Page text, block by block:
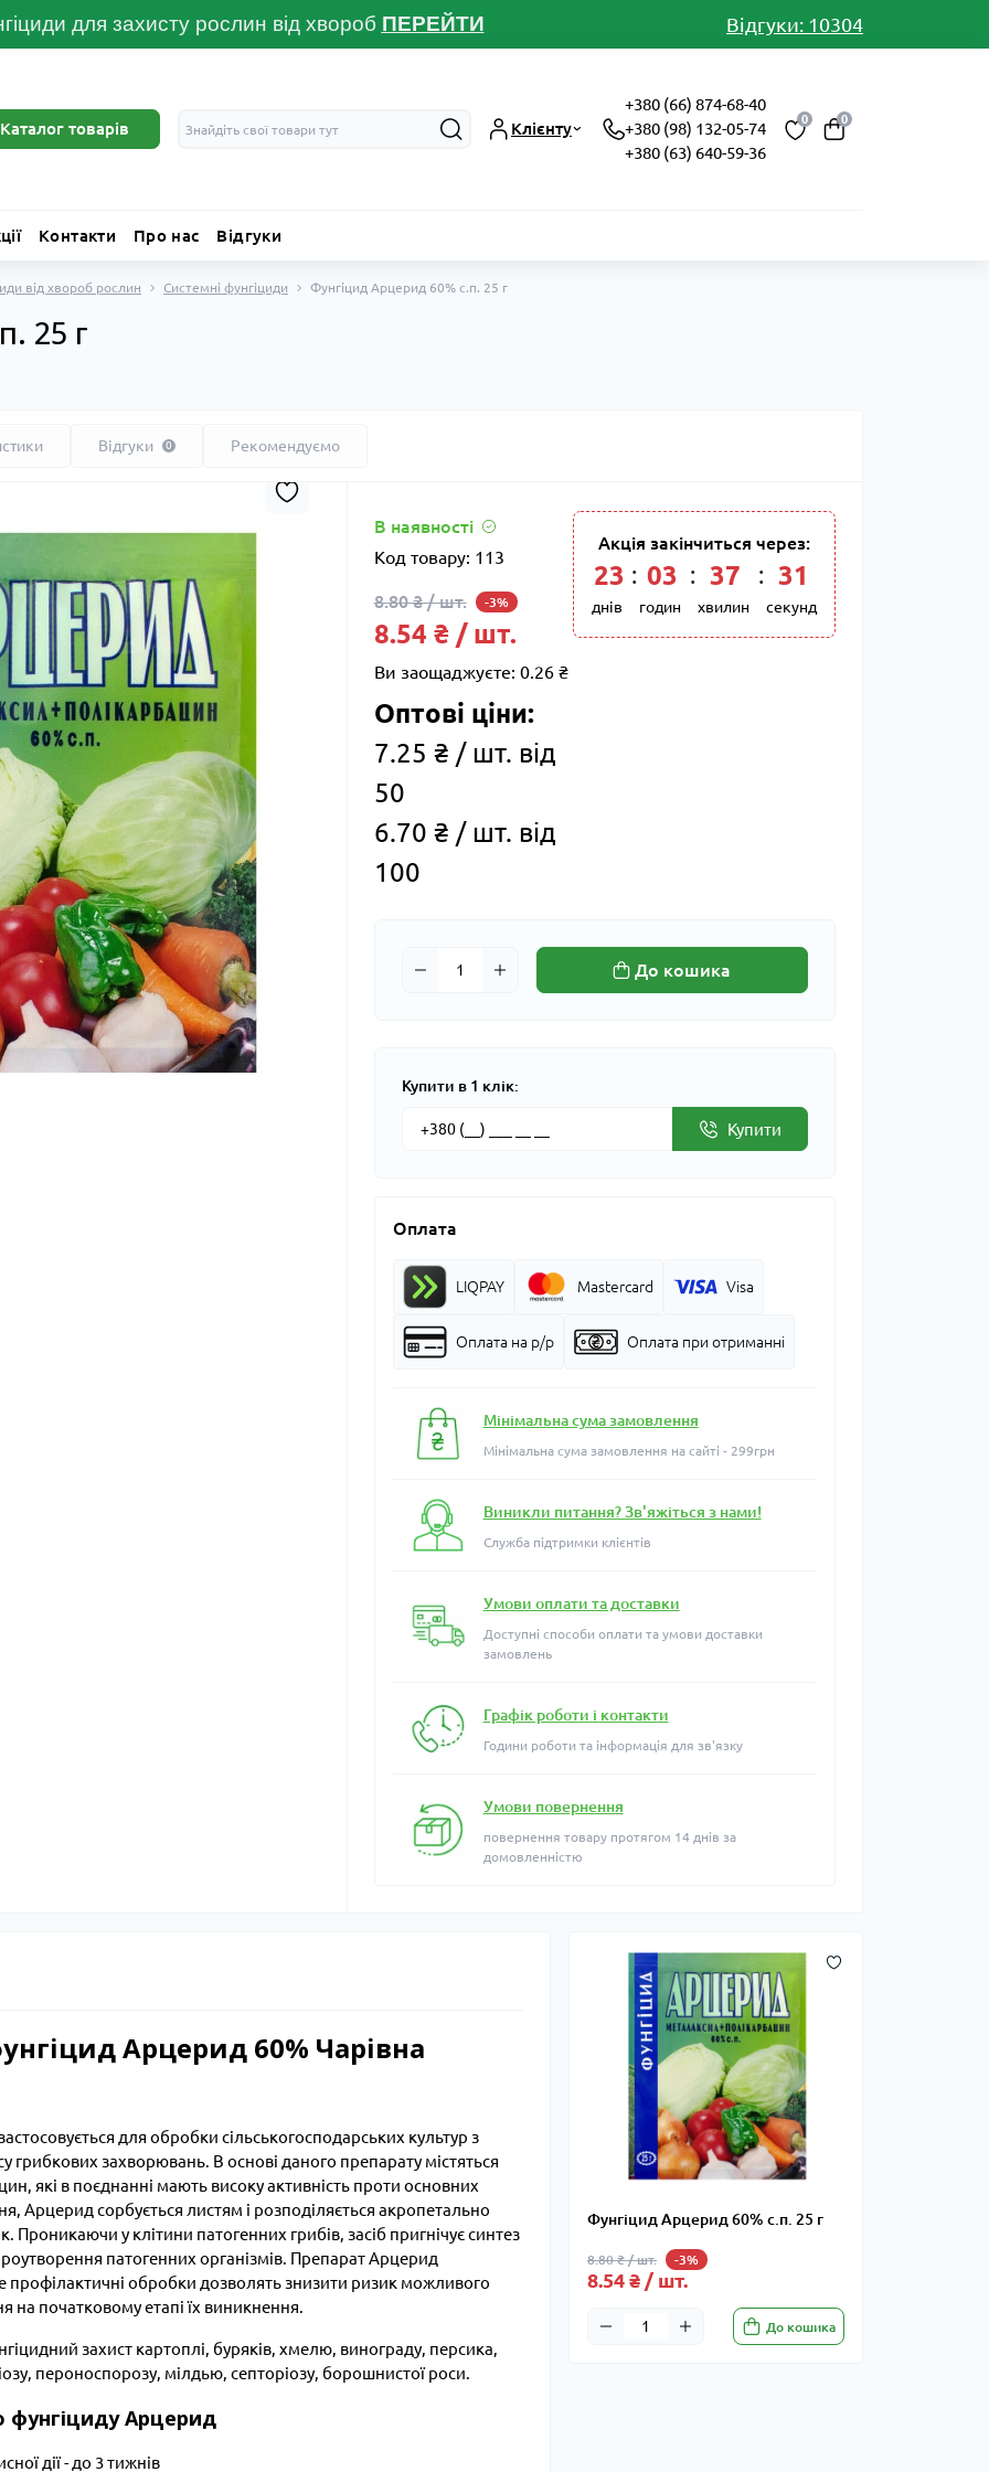
для захисту рослин від хвороб ПЕРЕЙТИ Відгуки: 10304
Каталог товарів Клієнту
+380 (66) 874-68-40
+380 (98) 132-05-74
+380 (63) 640-59-36
0 0
Контакти Про нас Відгуки
від хвороб рослин Системні фунгіциди Фунгіцид Арцерид 60% с.п. 25 г
25 г
Відгуки 0 Рекомендуємо
В наявності
Код товару: 113
8.80 ₴ / шт. -3%
8.54 ₴ / шт.
Ви заощаджуєте: 0.26 ₴
Оптові ціни:
7.25 ₴ / шт. від
50
6.70 ₴ / шт. від
100
Акція закінчиться через:
23
днів
: 03
годин
: 37
хвилин
: 30
секунд
До кошика
Купити в 1 клік:
Купити
Оплата
LIQPAY Mastercard Visa
Оплата на р/р Оплата при отриманні
Мінімальна сума замовлення
Мінімальна сума замовлення на сайті - 299грн
Виникли питання? Зв'яжіться з нами!
Служба підтримки клієнтів
Умови оплати та доставки
Доступні способи оплати та умови доставки
замовлень
Графік роботи і контакти
Години роботи та інформація для зв'язку
Умови повернення
повернення товару протягом 14 днів за
домовленністю
Фунгіцид Арцерид 60% с.п. 25 г
8.80 ₴ / шт. -3%
8.54 ₴ / шт.
До кошика
Арцерид 60% Чарівна
для обробки сільськогосподарських культур з
захворювань. В основі даного препарату містяться
які в поєднанні мають високу активність проти основних
Арцерид сорбується листям і розподіляється акропетально
Проникаючи у клітини патогенних грибів, засіб пригнічує синтез
патогенних організмів. Препарат Арцерид
профілактичні обробки дозволять знизити ризик можливого
на початковому етапі їх виникнення.
захист картоплі, буряків, хмелю, винограду, персика,
пероноспорозу, мілдью, септоріозу, борошнистої роси.
фунгіциду Арцерид
дії - до 3 тижнів